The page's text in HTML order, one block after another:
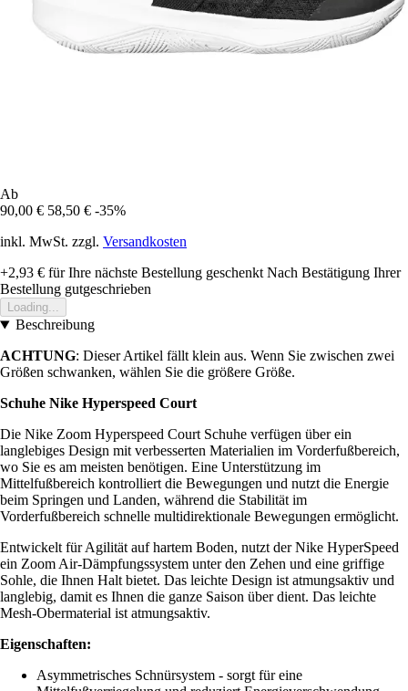
Ab
90,00 € 58,50 € -35%
inkl. MwSt. zzgl. Versandkosten
+2,93 € für Ihre nächste Bestellung geschenkt Nach Bestätigung Ihrer
Bestellung gutgeschrieben
Loading...
Beschreibung
ACHTUNG: Dieser Artikel fällt klein aus. Wenn Sie zwischen zwei
Größen schwanken, wählen Sie die größere Größe.
Schuhe Nike Hyperspeed Court
Die Nike Zoom Hyperspeed Court Schuhe verfügen über ein
langlebiges Design mit verbesserten Materialien im Vorderfußbereich,
wo Sie es am meisten benötigen. Eine Unterstützung im
Mittelfußbereich kontrolliert die Bewegungen und nutzt die Energie
beim Springen und Landen, während die Stabilität im
Vorderfußbereich schnelle multidirektionale Bewegungen ermöglicht.
Entwickelt für Agilität auf hartem Boden, nutzt der Nike HyperSpeed
ein Zoom Air-Dämpfungssystem unter den Zehen und eine griffige
Sohle, die Ihnen Halt bietet. Das leichte Design ist atmungsaktiv und
langlebig, damit es Ihnen die ganze Saison über dient. Das leichte
Mesh-Obermaterial ist atmungsaktiv.
Eigenschaften:
Asymmetrisches Schnürsystem - sorgt für eine